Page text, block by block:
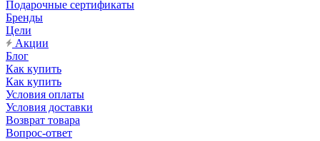
Подарочные сертификаты
Бренды
Цели
Акции
Блог
Как купить
Как купить
Условия оплаты
Условия доставки
Возврат товара
Вопрос-ответ